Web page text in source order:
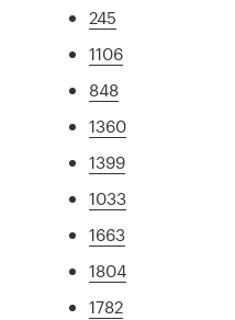
245
1106
848
1360
1399
1033
1663
1804
1782